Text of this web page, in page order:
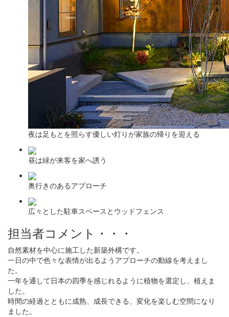
夜は足もとを照らす優しい灯りが家族の帰りを迎える
昼は緑が来客を家へ誘う
奥行きのあるアプローチ
広々とした駐車スペースとウッドフェンス
担当者コメント・・・
自然素材を中心に施工した新築外構です。
一日の中で色々な表情が出るようアプローチの動線を考えまし
た。
一年を通して日本の四季を感じれるように植物を選定し、植えま
した。
時間の経過とともに成熟、成長できる、変化を楽しむ空間になり
ました。